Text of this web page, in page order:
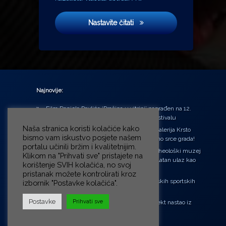
Nastavite čitatiKino Lika i ja
Najnovije:
Film Daniela Pavlića ‘Prašina u vitrini’ nagrađen na 12.
Green Montenegro International Film Festivalu
U središtu Petrinje otvorena obnovljena Galerija Krsto
Hegedušić: Kultura vraćena kući, u samo srce grada!
Od petka do nedjelje (31.7. – 2.8.2026.) Arheološki muzej
u Zagrebu otvara vrata građanima: Besplatan ulaz kao
zaklon od toplinskog vala
‘Ni med cvetjem ni pravice’ na Aleji hrvatskih sportskih
“Rubikova kocka – složi svoju priču”, projekt nastao iz
potrebe da se čuje glas djece!
Naša stranica koristi kolačiće kako
bismo vam iskustvo posjete našem
portalu učinili bržim i kvalitetnijim.
Klikom na "Prihvati sve" pristajete na
korištenje SVIH kolačića, no svoj
pristanak možete kontrolirati kroz
izbornik "Postavke kolačića".
Postavke Prihvati sve